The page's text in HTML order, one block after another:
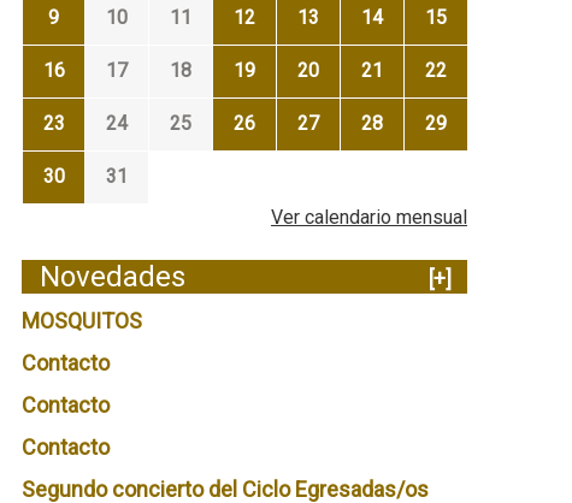
9 10 11 12 13 14 15
16 17 18 19 20 21 22
23 24 25 26 27 28 29
30
31
Ver calendario mensual
Novedades
[+]
MOSQUITOS
Contacto
Contacto
Contacto
Segundo concierto del Ciclo Egresadas/os